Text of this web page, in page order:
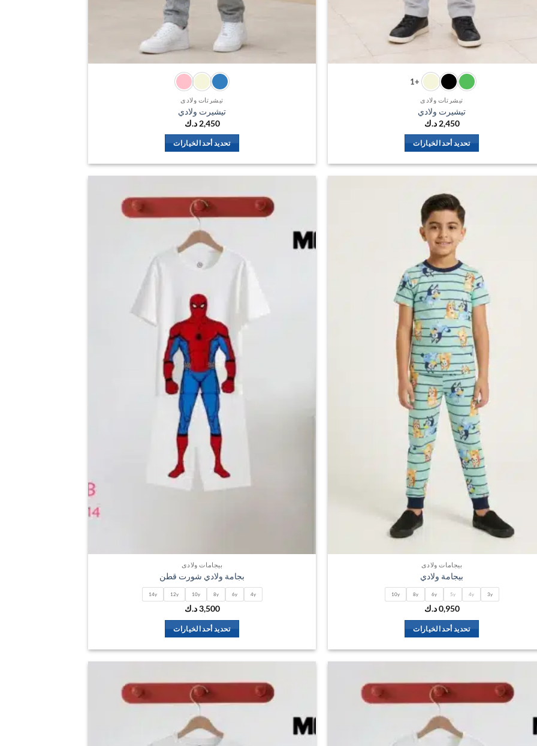
+1
تيشرتات ولادي
تيشيرت ولادي
2,450 د.ك
تحديد أحد الخيارات
الأشكال
المختلفة
لهذا
المنتج.
يمكن
اختيار
الخيارات
على
صفحة
المنتج
تيشرتات ولادي
تيشيرت ولادي
2,450 د.ك
تحديد أحد الخيارات
الأشكال
المختلفة
لهذا
المنتج.
يمكن
اختيار
على
صفحة
المنتج
بيجامات ولادي
بيجامة ولادي
3y
4y
5y
6y
8y
10y
0,950 د.ك
تحديد أحد الخيارات
الأشكال
المختلفة
لهذا
المنتج.
يمكن
بيجامات ولادي
بجامة ولادي شورت قطن
4y
6y
8y
10y
12y
14y
3,500 د.ك
تحديد أحد الخيارات
الأشكال
المختلفة
لهذا
المنتج.
يمكن